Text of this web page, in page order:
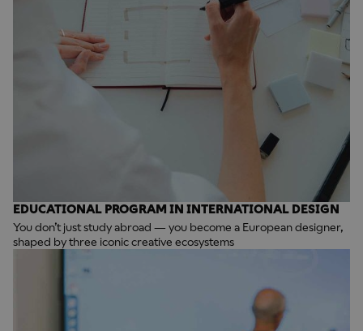
EDUCATIONAL PROGRAM IN INTERNATIONAL DESIGN
You don’t just study abroad — you become a European designer,
shaped by three iconic creative ecosystems